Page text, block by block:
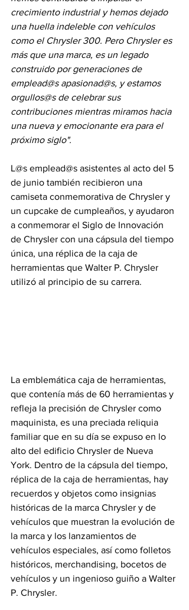
crecimiento industrial y hemos dejado
una huella indeleble con vehículos
como el Chrysler 300. Pero Chrysler es
más que una marca, es un legado
construido por generaciones de
emplead@s apasionad@s, y estamos
orgullos@s de celebrar sus
contribuciones mientras miramos hacia
una nueva y emocionante era para el
próximo siglo".
L@s emplead@s asistentes al acto del 5
de junio también recibieron una
camiseta conmemorativa de Chrysler y
un cupcake de cumpleaños, y ayudaron
a conmemorar el Siglo de Innovación
de Chrysler con una cápsula del tiempo
única, una réplica de la caja de
herramientas que Walter P. Chrysler
utilizó al principio de su carrera.
La emblemática caja de herramientas,
que contenía más de 60 herramientas y
refleja la precisión de Chrysler como
maquinista, es una preciada reliquia
familiar que en su día se expuso en lo
alto del edificio Chrysler de Nueva
York. Dentro de la cápsula del tiempo,
réplica de la caja de herramientas, hay
recuerdos y objetos como insignias
históricas de la marca Chrysler y de
vehículos que muestran la evolución de
la marca y los lanzamientos de
vehículos especiales, así como folletos
históricos, merchandising, bocetos de
vehículos y un ingenioso guiño a Walter
P. Chrysler.